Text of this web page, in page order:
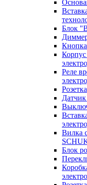
Блок
Реле
Розетка
Вилка
Блок